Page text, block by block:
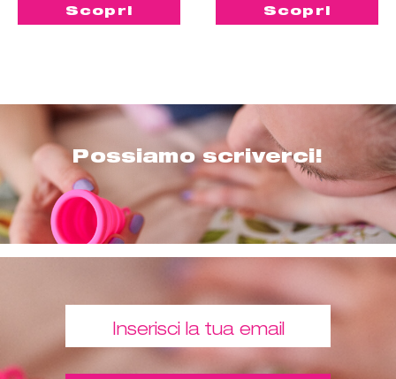
Scopri Scopri
Possiamo scriverci!